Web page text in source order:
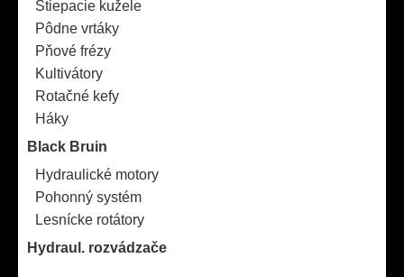
Štiepacie kužele
Pôdne vrtáky
Pňové frézy
Kultivátory
Rotačné kefy
Háky
Black Bruin
Hydraulické motory
Pohonný systém
Lesnícke rotátory
Hydraul. rozvádzače